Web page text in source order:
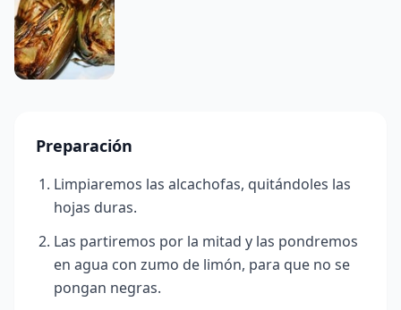
Preparación
Limpiaremos las alcachofas, quitándoles las
hojas duras.
Las partiremos por la mitad y las pondremos
en agua con zumo de limón, para que no se
pongan negras.